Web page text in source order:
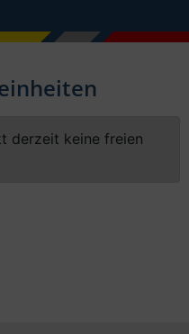
derzeit keine freien